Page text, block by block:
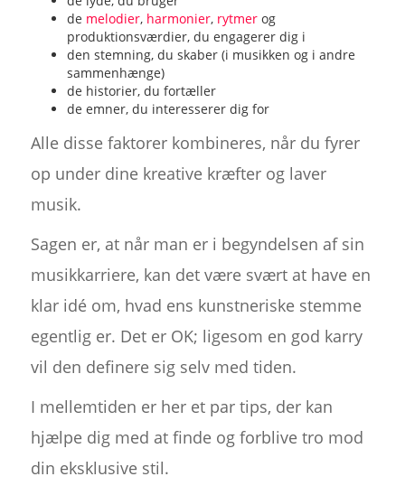
de melodier, harmonier, rytmerog
produktionsværdier, du engagerer dig i
den stemning, du skaber (i musikken og i andre
sammenhænge)
de historier, du fortæller
de emner, du interesserer dig for
Alle disse faktorer kombineres, når du fyrer
op under dine kreative kræfter og laver
musik.
Sagen er, at når man er i begyndelsen af sin
musikkarriere, kan det være svært at have en
klar idé om, hvad ens kunstneriske stemme
egentlig er. Det er OK; ligesom en god karry
vil den definere sig selv med tiden.
I mellemtiden er her et par tips, der kan
hjælpe dig med at finde og forblive tro mod
din eksklusive stil.